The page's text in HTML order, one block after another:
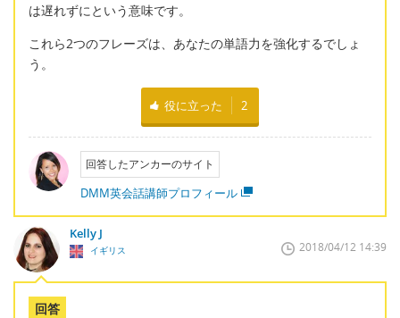
は遅れずにという意味です。
これら2つのフレーズは、あなたの単語力を強化するでしょ
う。
役に立った 2
回答したアンカーのサイト
DMM英会話講師プロフィール
Kelly J
イギリス 2018/04/12 14:39
回答